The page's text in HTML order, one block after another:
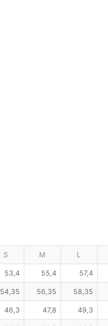
S M L
53,4 55,4 57,4
54,35 56,35 58,35
46,3 47,8 49,3